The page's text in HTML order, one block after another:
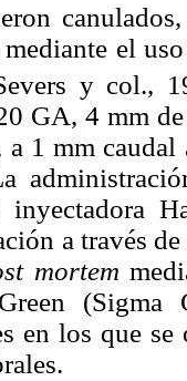
el
y col.,
GA, 4 mm
1 mm
a través
mortem
en los que